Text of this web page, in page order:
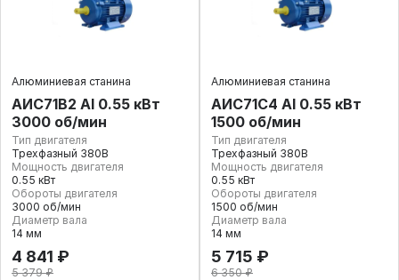
Алюминиевая станина
АИС71В2 Al 0.55 кВт
3000 об/мин
Тип двигателя
Трехфазный 380В
Мощность двигателя
0.55 кВт
Обороты двигателя
3000 об/мин
Диаметр вала
14 мм
4 841 ₽
5 379 ₽
Алюминиевая станина
АИС71С4 Al 0.55 кВт
1500 об/мин
Тип двигателя
Трехфазный 380В
Мощность двигателя
0.55 кВт
Обороты двигателя
1500 об/мин
Диаметр вала
14 мм
5 715 ₽
6 350 ₽